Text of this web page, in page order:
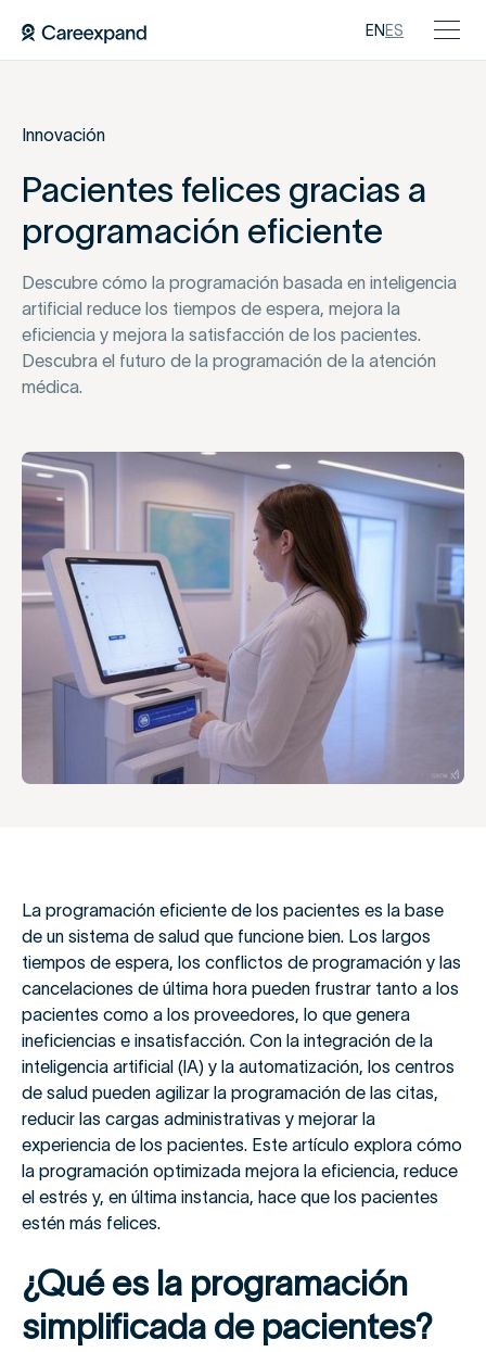
ENES
Innovación
Pacientes felices gracias a
programación eficiente
Descubre cómo la programación basada en inteligencia
artificial reduce los tiempos de espera, mejora la
eficiencia y mejora la satisfacción de los pacientes.
Descubra el futuro de la programación de la atención
médica.
La programación eficiente de los pacientes es la base
de un sistema de salud que funcione bien. Los largos
tiempos de espera, los conflictos de programación y las
cancelaciones de última hora pueden frustrar tanto a los
pacientes como a los proveedores, lo que genera
ineficiencias e insatisfacción. Con la integración de la
inteligencia artificial (IA) y la automatización, los centros
de salud pueden agilizar la programación de las citas,
reducir las cargas administrativas y mejorar la
experiencia de los pacientes. Este artículo explora cómo
la programación optimizada mejora la eficiencia, reduce
el estrés y, en última instancia, hace que los pacientes
estén más felices.
¿Qué es la programación
simplificada de pacientes?